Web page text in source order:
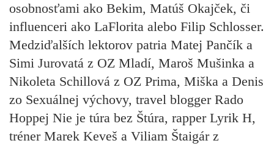
osobnosťami ako Bekim, Matúš Okajček, či
influenceri ako LaFlorita alebo Filip Schlosser.
Medziďalších lektorov patria Matej Pančík a
Simi Jurovatá z OZ Mladí, Maroš Mušinka a
Nikoleta Schillová z OZ Prima, Miška a Denis
zo Sexuálnej výchovy, travel blogger Rado
Hoppej Nie je túra bez Štúra, rapper Lyrik H,
tréner Marek Keveš a Viliam Štaigár z